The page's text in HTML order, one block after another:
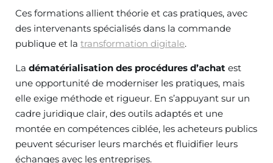
Ces formations allient théorie et cas pratiques, avec
des intervenants spécialisés dans la commande
publique et la transformation digitale.
La dématérialisation des procédures d’achat est
une opportunité de moderniser les pratiques, mais
elle exige méthode et rigueur. En s’appuyant sur un
cadre juridique clair, des outils adaptés et une
montée en compétences ciblée, les acheteurs publics
peuvent sécuriser leurs marchés et fluidifier leurs
échanges avec les entreprises.